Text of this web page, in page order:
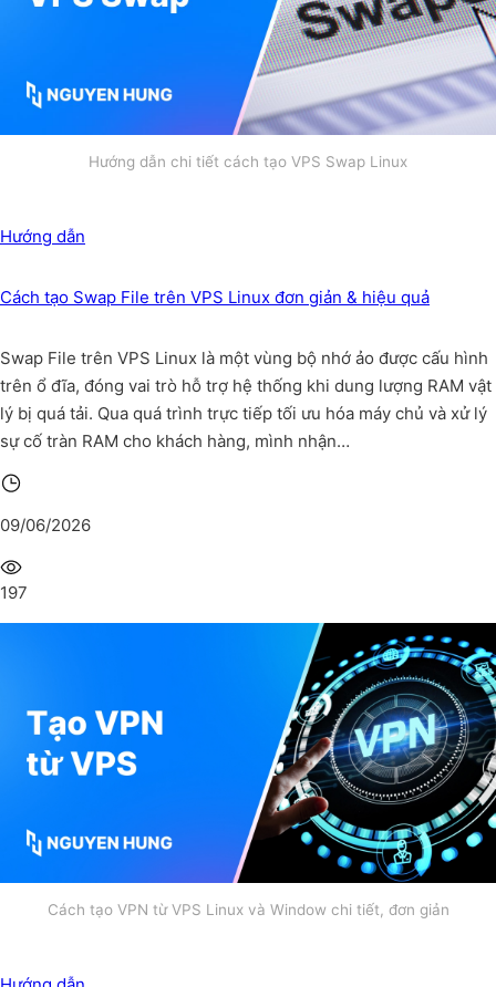
Hướng dẫn chi tiết cách tạo VPS Swap Linux
Hướng dẫn
Cách tạo Swap File trên VPS Linux đơn giản & hiệu quả
Swap File trên VPS Linux là một vùng bộ nhớ ảo được cấu hình
trên ổ đĩa, đóng vai trò hỗ trợ hệ thống khi dung lượng RAM vật
lý bị quá tải. Qua quá trình trực tiếp tối ưu hóa máy chủ và xử lý
sự cố tràn RAM cho khách hàng, mình nhận…
09/06/2026
197
Cách tạo VPN từ VPS Linux và Window chi tiết, đơn giản